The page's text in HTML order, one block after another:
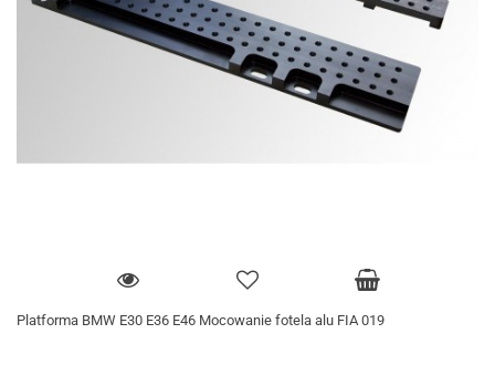
Platforma BMW E30 E36 E46 Mocowanie fotela alu FIA 019